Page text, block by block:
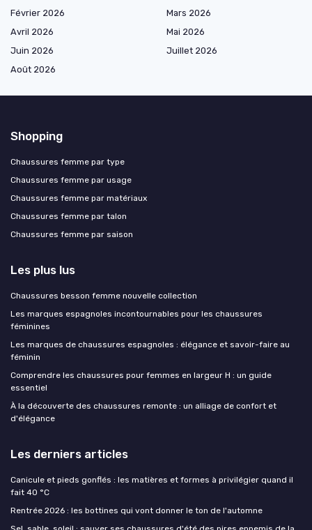
Février 2026
Mars 2026
Avril 2026
Mai 2026
Juin 2026
Juillet 2026
Août 2026
Shopping
Chaussures femme par type
Chaussures femme par usage
Chaussures femme par matériaux
Chaussures femme par talon
Chaussures femme par saison
Les plus lus
Chaussures besson femme nouvelle collection
Les marques espagnoles incontournables pour les chaussures
féminines
Les marques de chaussures espagnoles : élégance et savoir-faire au
féminin
Comprendre les chaussures pour femmes en largeur H : un guide
essentiel
À la découverte des chaussures remonte : un alliage de confort et
d'élégance
Les derniers articles
Canicule et pieds gonflés : les matières et formes à privilégier quand il
fait 40 °C
Rentrée 2026 : les bottines qui vont donner le ton de l'automne